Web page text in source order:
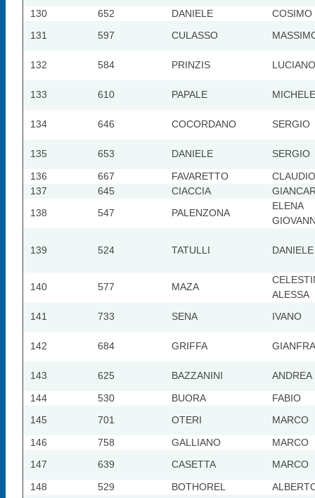
130
652 DANIELE
COSIMO
131
597 CULASSO
132 584 PRINZIS LUCIANO
133 610 PAPALE MICHELE
134 646 COCORDANO SERGIO
135 653 DANIELE
SERGIO
136
667 FAVARETTO
CLAUDIO
137
645 CIACCIA
138
547 PALENZONA
ELENA
139 524 TATULLI DANIELE
140 577 MAZA
ALESSA
141
733 SENA IVANO
142 684 GRIFFA
143 625 BAZZANINI
ANDREA
144
530 BUORA
FABIO
145
701 OTERI
MARCO
146
758 GALLIANO
MARCO
147
639 CASETTA
MARCO
148
529 BOTHOREL